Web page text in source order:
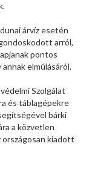
árvíz esetén
arról,
pontos
elmúlásáról.
Szolgálat
és táblagépekre
bárki
a közvetlen
országosan kiadott